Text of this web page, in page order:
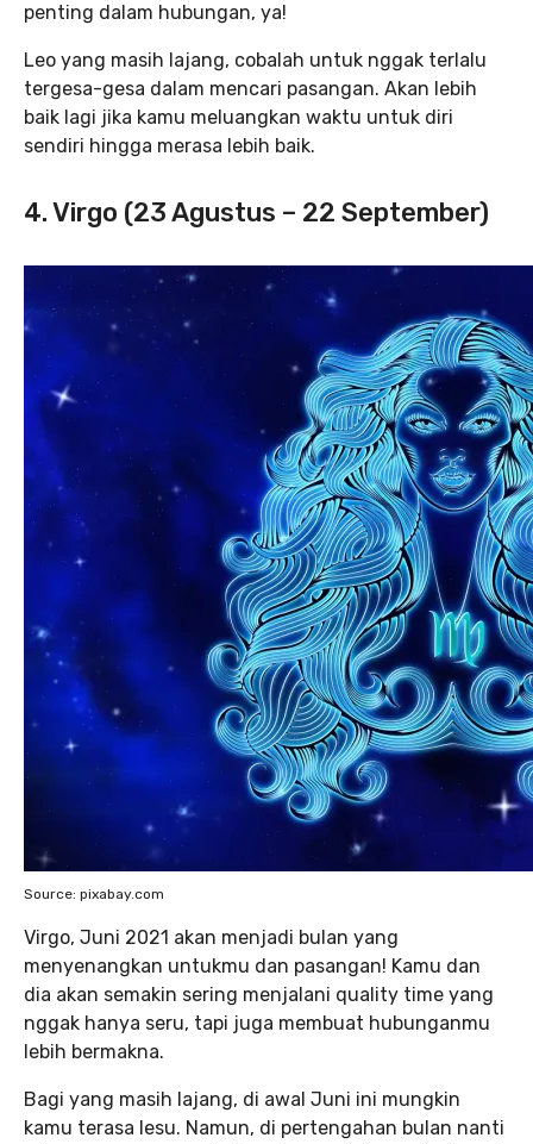
penting dalam hubungan, ya!
Leo yang masih lajang, cobalah untuk nggak terlalu
tergesa-gesa dalam mencari pasangan. Akan lebih
baik lagi jika kamu meluangkan waktu untuk diri
sendiri hingga merasa lebih baik.
4. Virgo (23 Agustus – 22 September)
Source: pixabay.com
Virgo, Juni 2021 akan menjadi bulan yang
menyenangkan untukmu dan pasangan! Kamu dan
dia akan semakin sering menjalani quality time yang
nggak hanya seru, tapi juga membuat hubunganmu
lebih bermakna.
Bagi yang masih lajang, di awal Juni ini mungkin
kamu terasa lesu. Namun, di pertengahan bulan nanti